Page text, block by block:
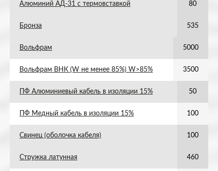
Алюминий АД-31 с термовставкой 80
Бронза 535
Вольфрам 5000
Вольфрам ВНК (W не менее 85%) W>85% 3500
ПФ Алюминиевый кабель в изоляции 15% 50
ПФ Медный кабель в изоляции 15% 100
Свинец (оболочка кабеля) 100
Стружка латунная 460